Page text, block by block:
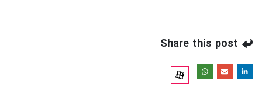
Share this post